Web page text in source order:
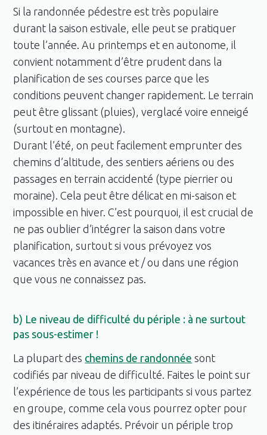
Si la randonnée pédestre est très populaire
durant la saison estivale, elle peut se pratiquer
toute l’année. Au printemps et en autonome, il
convient notamment d’être prudent dans la
planification de ses courses parce que les
conditions peuvent changer rapidement. Le terrain
peut être glissant (pluies), verglacé voire enneigé
(surtout en montagne).
Durant l’été, on peut facilement emprunter des
chemins d’altitude, des sentiers aériens ou des
passages en terrain accidenté (type pierrier ou
moraine). Cela peut être délicat en mi-saison et
impossible en hiver. C’est pourquoi, il est crucial de
ne pas oublier d’intégrer la saison dans votre
planification, surtout si vous prévoyez vos
vacances très en avance et / ou dans une région
que vous ne connaissez pas.
b) Le niveau de difficulté du périple : à ne surtout
pas sous-estimer !
La plupart des chemins de randonnée sont
codifiés par niveau de difficulté. Faites le point sur
l’expérience de tous les participants si vous partez
en groupe, comme cela vous pourrez opter pour
des itinéraires adaptés. Prévoir un périple trop